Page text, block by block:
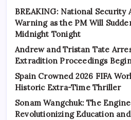
BREAKING: National Security
Warning as the PM Will
Midnight Tonight
Andrew and Tristan Tate
Extradition Proceedings
Spain Crowned 2026 FIFA
Historic Extra-Time Thriller
Sonam Wangchuk: The
Revolutionizing Education